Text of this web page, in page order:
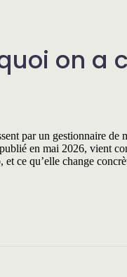
on a
par un gestionnaire de
en mai 2026, vient
ce qu’elle change